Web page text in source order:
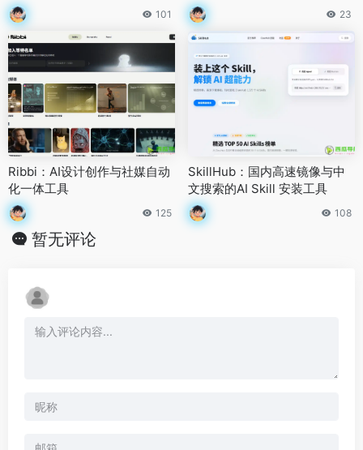
101 23
Ribbi：AI设计创作与社媒自动
化一体工具
125
SkillHub：国内高速镜像与中
文搜索的AI Skill 安装工具
108
暂无评论